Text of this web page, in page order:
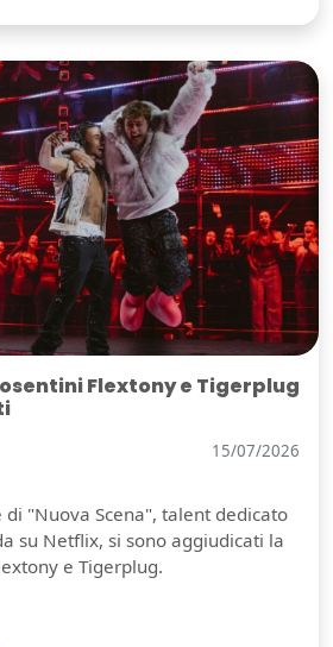
Flextony e Tigerplug
15/07/2026
"Nuova Scena", talent dedicato
su Netflix, si sono aggiudicati la
e Tigerplug.